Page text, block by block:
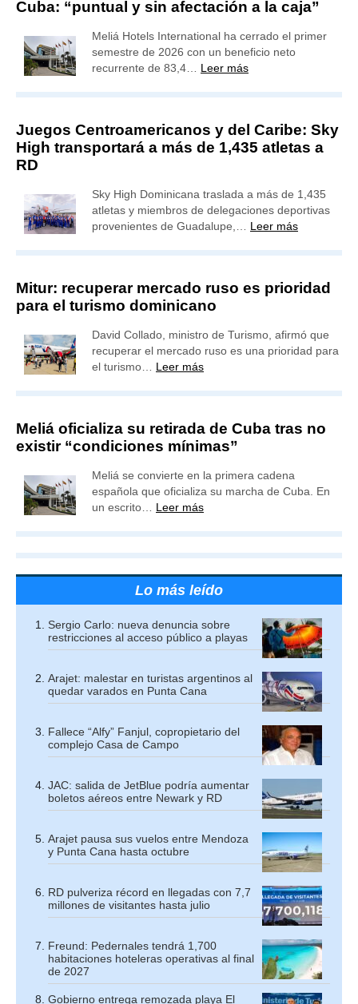
Cuba: “puntual y sin afectación a la caja”
Meliá Hotels International ha cerrado el primer
semestre de 2026 con un beneficio neto
recurrente de 83,4… Leer más
Juegos Centroamericanos y del Caribe: Sky
High transportará a más de 1,435 atletas a
RD
Sky High Dominicana traslada a más de 1,435
atletas y miembros de delegaciones deportivas
provenientes de Guadalupe,… Leer más
Mitur: recuperar mercado ruso es prioridad
para el turismo dominicano
David Collado, ministro de Turismo, afirmó que
recuperar el mercado ruso es una prioridad para
el turismo… Leer más
Meliá oficializa su retirada de Cuba tras no
existir “condiciones mínimas”
Meliá se convierte en la primera cadena
española que oficializa su marcha de Cuba. En
un escrito… Leer más
Lo más leído
Sergio Carlo: nueva denuncia sobre
restricciones al acceso público a playas
Arajet: malestar en turistas argentinos al
quedar varados en Punta Cana
Fallece “Alfy” Fanjul, copropietario del
complejo Casa de Campo
JAC: salida de JetBlue podría aumentar
boletos aéreos entre Newark y RD
Arajet pausa sus vuelos entre Mendoza
y Punta Cana hasta octubre
RD pulveriza récord en llegadas con 7,7
millones de visitantes hasta julio
Freund: Pedernales tendrá 1,700
habitaciones hoteleras operativas al final
de 2027
Gobierno entrega remozada playa El